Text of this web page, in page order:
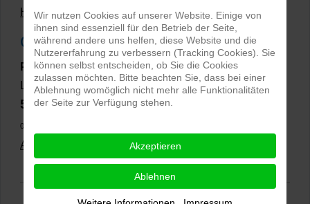
Hollowman und Produktfotografie
Google Rezensionen
PRO-ducto GmbH, Fotografie und Bildbearbeitung in
Lichtenau
5,0⭐⭐⭐⭐⭐bei144 Google-Rezensionen
02.01.2026)
Alle Rezensionen ansehen|Bewertung abgeben
Wir nutzen Cookies auf unserer Website. Einige von
ihnen sind essenziell für den Betrieb der Seite,
während andere uns helfen, diese Website und die
Nutzererfahrung zu verbessern (Tracking Cookies). Sie
können selbst entscheiden, ob Sie die Cookies
zulassen möchten. Bitte beachten Sie, dass bei einer
Ablehnung womöglich nicht mehr alle Funktionalitäten
der Seite zur Verfügung stehen.
Akzeptieren
Ablehnen